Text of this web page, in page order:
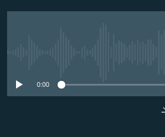
поиску
СЕВЕР.РЕАЛИИ
0:00